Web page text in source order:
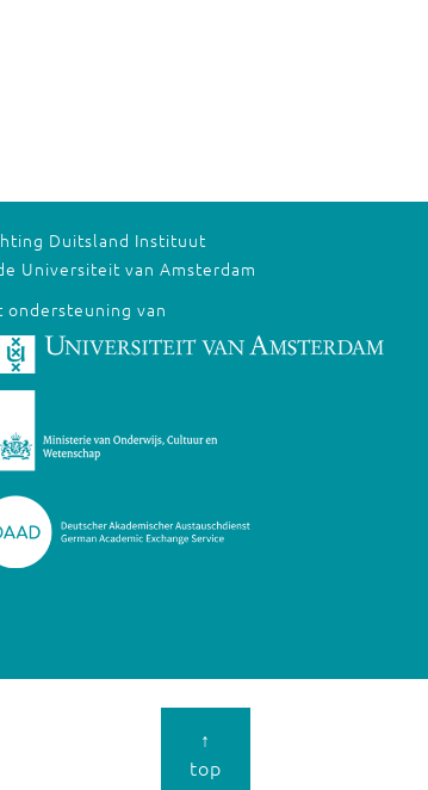
Duitsland Instituut
Universiteit van Amsterdam
ondersteuning van
↑
top